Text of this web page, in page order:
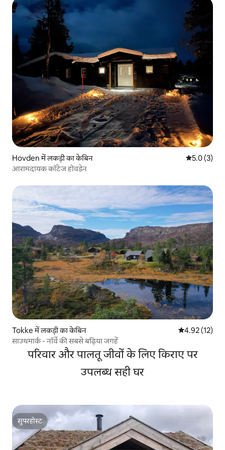
Hovden में लकड़ी का केबिन औसत रेटिंग 5
5.0 (3)
आरामदायक कॉटेज होवडेन
Tokke में लकड़ी का केबिन औसत रेटिंग 5 में
4.92 (12)
साउथमार्क - नॉर्वे की सबसे बढ़िया जगहें
परिवार और पालतू जीवों के लिए किराए पर
उपलब्ध सही घर
सुपरहोस्ट
सुपरहोस्ट